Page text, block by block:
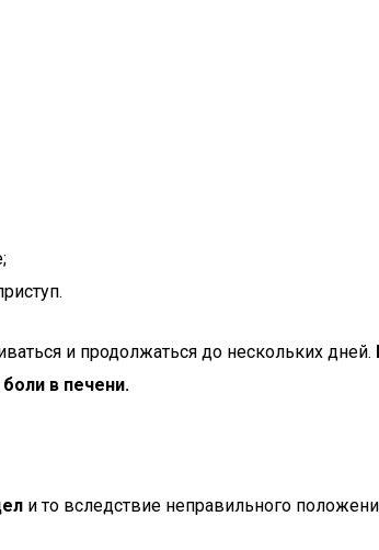
и продолжаться до нескольких дней.
в печени.
и то вследствие неправильного